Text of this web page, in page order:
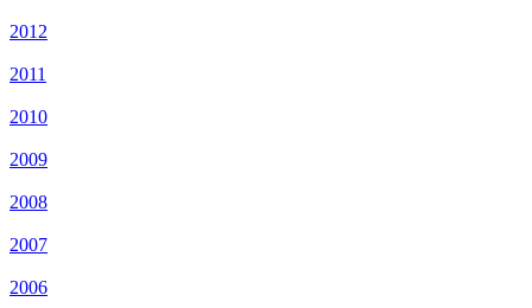
2012
2011
2010
2009
2008
2007
2006